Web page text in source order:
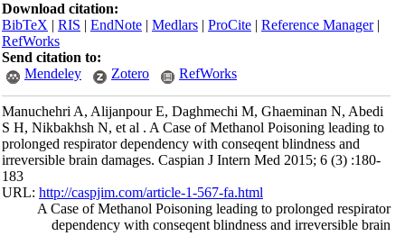
Download citation:
BibTeX|RIS|EndNote|Medlars|ProCite|Reference Manager
RefWorks
Send citation to:
Mendeley
Zotero RefWorks
Manuchehri A, Alijanpour E, Daghmechi M, Ghaeminan N, Abedi
S H, Nikbakhsh N, et al . A Case of Methanol Poisoning leading to
prolonged respirator dependency with conseqent blindness and
irreversible brain damages. Caspian J Intern Med 2015; 6 (3) :180-
183
URL:http://caspjim.com/article-1-567-fa.html
A Case of Methanol Poisoning leading to prolonged respirator
dependency with conseqent blindness and irreversible brain